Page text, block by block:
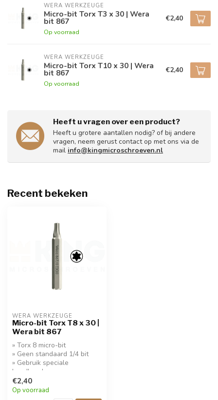
WERA WERKZEUGE
Micro-bit Torx T3 x 30 | Wera
bit 867
Op voorraad
€2,40
WERA WERKZEUGE
Micro-bit Torx T10 x 30 | Wera
bit 867
Op voorraad
€2,40
Heeft u vragen over een product?
Heeft u grotere aantallen nodig? of bij andere
vragen, neem gerust contact op met ons via de
mail info@kingmicroschroeven.nl
Recent bekeken
WERA WERKZEUGE
Micro-bit Torx T8 x 30 |
Wera bit 867
» Torx 8 micro-bit
» Geen standaard 1/4 bit
» Gebruik speciale
handhouder
€2,40
Op voorraad